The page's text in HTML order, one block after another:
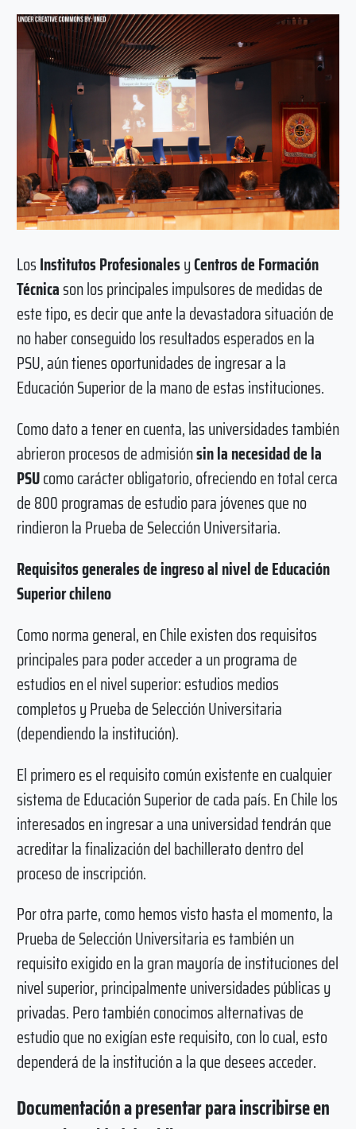
LosInstitutos ProfesionalesyCentros de Formación
Técnicason los principales impulsores de medidas de
este tipo, es decir que ante la devastadora situación de
no haber conseguido los resultados esperados en la
PSU, aún tienes oportunidades de ingresar a la
Educación Superior de la mano de estas instituciones.
Como dato a tener en cuenta, las universidades también
abrieron procesos de admisiónsin la necesidad de la
PSUcomo carácter obligatorio, ofreciendo en total cerca
de 800 programas de estudio para jóvenes que no
rindieron la Prueba de Selección Universitaria.
Requisitos generales de ingreso al nivel de Educación
Superior chileno
Como norma general, en Chile existen dos requisitos
principales para poder acceder a un programa de
estudios en el nivel superior: estudios medios
completos y Prueba de Selección Universitaria
(dependiendo la institución).
El primero es el requisito común existente en cualquier
sistema de Educación Superior de cada país. En Chile los
interesados en ingresar a una universidad tendrán que
acreditar la finalización del bachillerato dentro del
proceso de inscripción.
Por otra parte, como hemos visto hasta el momento, la
Prueba de Selección Universitaria es también un
requisito exigido en la gran mayoría de instituciones del
nivel superior, principalmente universidades públicas y
privadas. Pero también conocimos alternativas de
estudio que no exigían este requisito, con lo cual, esto
dependerá de la institución a la que desees acceder.
Documentación a presentar para inscribirse en